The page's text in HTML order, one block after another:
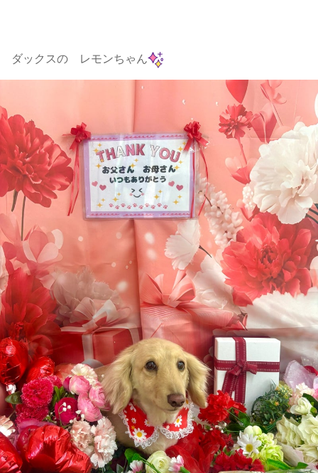
ダックスの レモンちゃん